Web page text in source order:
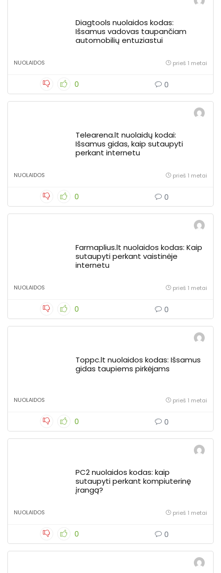
Diagtools nuolaidos kodas:
Išsamus vadovas taupančiam
automobilių entuziastui
NUOLAIDOS prieš 1 metai
0 0
Telearena.lt nuolaidų kodai:
Išsamus gidas, kaip sutaupyti
perkant internetu
NUOLAIDOS prieš 1 metai
0 0
Farmaplius.lt nuolaidos kodas: Kaip
sutaupyti perkant vaistinėje
internetu
NUOLAIDOS prieš 1 metai
0 0
Toppc.lt nuolaidos kodas: Išsamus
gidas taupiems pirkėjams
NUOLAIDOS prieš 1 metai
0 0
PC2 nuolaidos kodas: kaip
sutaupyti perkant kompiuterinę
įrangą?
NUOLAIDOS prieš 1 metai
0 0